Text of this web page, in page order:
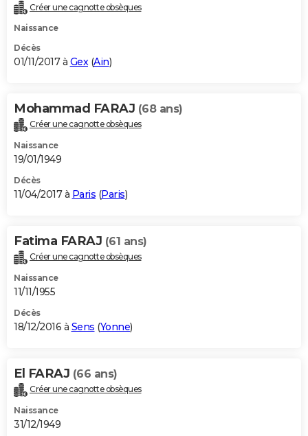
Créer une cagnotte obsèques
Naissance
Décès
01/11/2017 à Gex(Ain)
Mohammad FARAJ (68 ans)
Créer une cagnotte obsèques
Naissance
19/01/1949
Décès
11/04/2017 à Paris (Paris)
Fatima FARAJ (61 ans)
Créer une cagnotte obsèques
Naissance
11/11/1955
Décès
18/12/2016 à Sens (Yonne)
El FARAJ (66 ans)
Créer une cagnotte obsèques
Naissance
31/12/1949